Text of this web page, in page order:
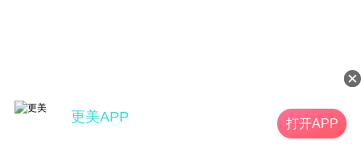
更美APP 打开APP